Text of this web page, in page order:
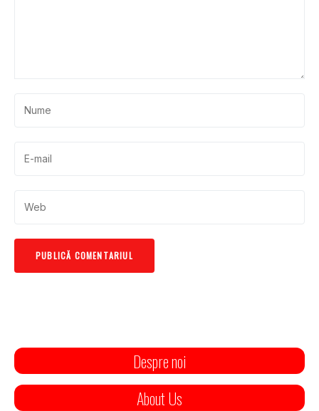
Despre noi
About Us